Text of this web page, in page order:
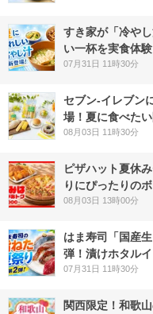
すき家が「冷や
い一杯を実食体
07月31日 11時30分
セブン‐イレブン
場！夏に食べた
08月03日 11時30分
ピザハット夏休
りにぴったりの
08月03日 13時00分
はま寿司「国産
弾！漬けホタル
07月31日 11時30分
関西限定！和歌